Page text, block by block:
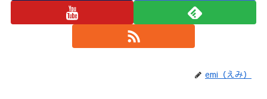
emi（えみ）